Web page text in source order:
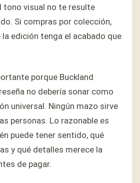
tono visual no te resulte
Si compras por colección,
edición tenga el acabado que
porque Buckland
no debería sonar como
universal. Ningún mazo sirve
personas. Lo razonable es
puede tener sentido, qué
y qué detalles merece la
de pagar.